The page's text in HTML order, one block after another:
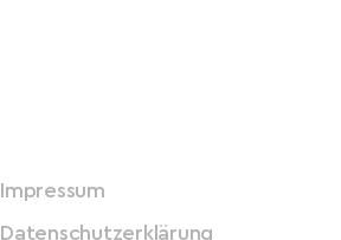
Impressum
Datenschutzerklärung